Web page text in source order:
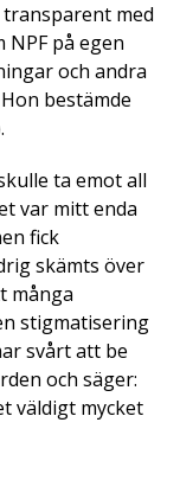
med
på egen
och andra
bestämde
ta emot all
var mitt enda
fick
skämts över
många
stigmatisering
svårt att be
och säger:
väldigt mycket